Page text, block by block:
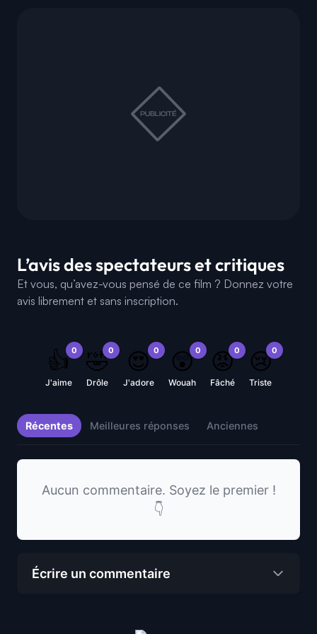
L’avis des spectateurs et critiques
Et vous, qu’avez-vous pensé de ce film ? Donnez votre
avis librement et sans inscription.
0
👍
J'aime
0
🤣
Drôle
0
😍
J'adore
0
😲
Wouah
0
😡
Fâché
0
😢
Triste
Récentes Meilleures réponses Anciennes
Aucun commentaire. Soyez le premier !
👇
Écrire un commentaire